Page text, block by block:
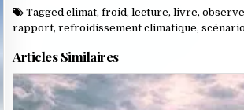
un rejet total du film. Et
pourtant depuis le jour de
des faits ont démontré
une…
Taggedclimat,froid,lecture,livre,
rapport,refroidissement climatique,
Articles Similaires